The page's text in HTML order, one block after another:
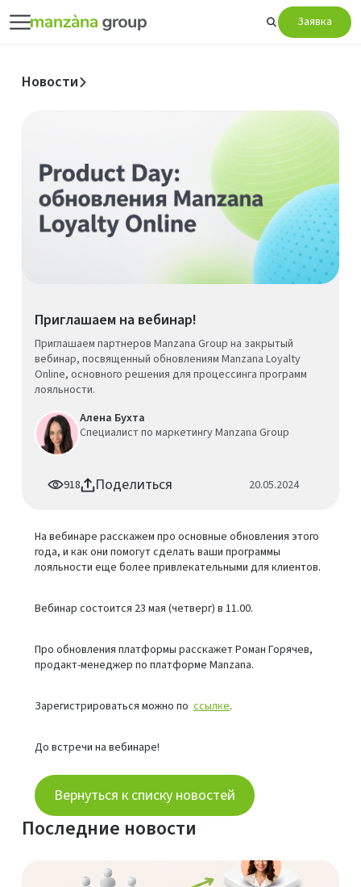
Заявка
Новости
Приглашаем на вебинар!
Приглашаем партнеров Manzana Group на закрытый
вебинар, посвященный обновлениям Manzana Loyalty
Online, основного решения для процессинга программ
лояльности.
Алена Бухта
Специалист по маркетингу Manzana Group
918 Поделиться 20.05.2024
На вебинаре расскажем про основные обновления этого
года, и как они помогут сделать ваши программы
лояльности еще более привлекательными для клиентов.
Вебинар состоится 23 мая (четверг) в 11.00.
Про обновления платформы расскажет Роман Горячев,
продакт-менеджер по платформе Manzana.
Зарегистрироваться можно по ссылке.
До встречи на вебинаре!
Вернуться к списку новостей
Последние новости